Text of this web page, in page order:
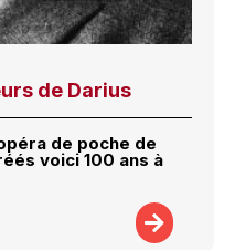
de Darius
de poche de
voici 100 ans à